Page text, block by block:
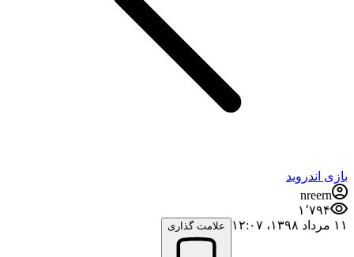
بازی اندروید
nreern
۱٬۷۹۴
۱۱ مرداد ۱۳۹۸،‏ ۱۲:۰۷
علامت گذاری